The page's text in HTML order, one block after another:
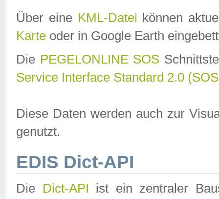
Über eine KML-Datei können
Karte oder in Google Earth
Die PEGELONLINE SOS
Service Interface Standard 2.0
Diese Daten werden auch zur
genutzt.
EDIS Dict-API
Die Dict-API ist ein zentraler